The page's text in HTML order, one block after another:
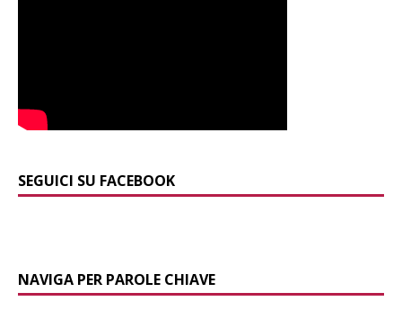
SEGUICI SU FACEBOOK
NAVIGA PER PAROLE CHIAVE